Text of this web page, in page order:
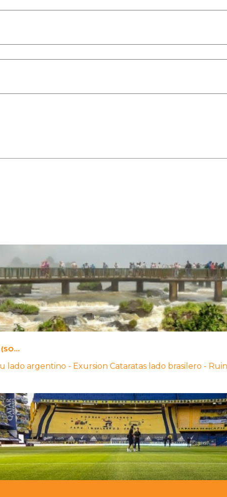
lado argentino - Exursion Cataratas lado brasilero -